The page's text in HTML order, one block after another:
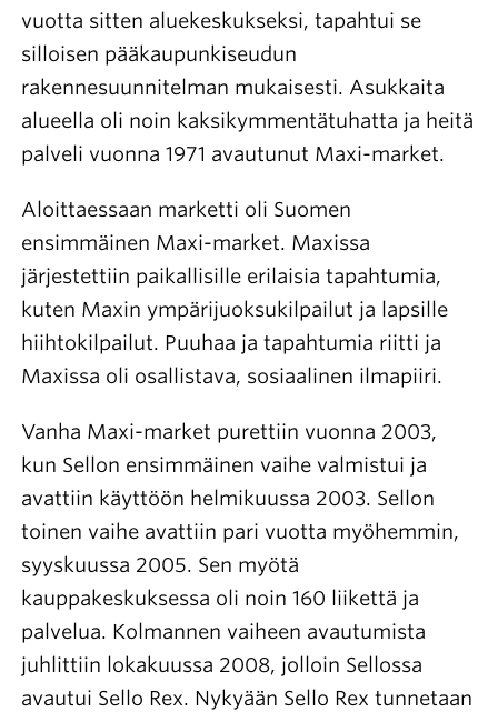
vuotta sitten aluekeskukseksi, tapahtui se
silloisen pääkaupunkiseudun
rakennesuunnitelman mukaisesti. Asukkaita
alueella oli noin kaksikymmentätuhatta ja heitä
palveli vuonna 1971 avautunut Maxi-market.
Aloittaessaan marketti oli Suomen
ensimmäinen Maxi-market. Maxissa
järjestettiin paikallisille erilaisia tapahtumia,
kuten Maxin ympärijuoksukilpailut ja lapsille
hiihtokilpailut. Puuhaa ja tapahtumia riitti ja
Maxissa oli osallistava, sosiaalinen ilmapiiri.
Vanha Maxi-market purettiin vuonna 2003,
kun Sellon ensimmäinen vaihe valmistui ja
avattiin käyttöön helmikuussa 2003. Sellon
toinen vaihe avattiin pari vuotta myöhemmin,
syyskuussa 2005. Sen myötä
kauppakeskuksessa oli noin 160 liikettä ja
palvelua. Kolmannen vaiheen avautumista
juhlittiin lokakuussa 2008, jolloin Sellossa
avautui Sello Rex. Nykyään Sello Rex tunnetaan